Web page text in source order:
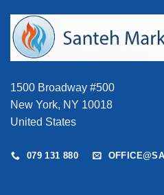
1500 Broadway #500
New York, NY 10018
United States
079 131 880